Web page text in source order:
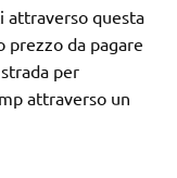
attraverso questa
prezzo da pagare
per
attraverso un